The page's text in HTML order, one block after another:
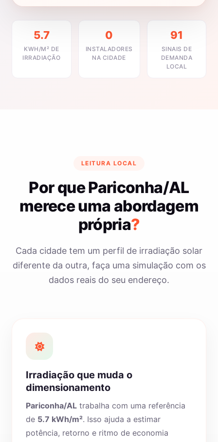
5.7
KWH/M² DE
IRRADIAÇÃO
0
INSTALADORES
NA CIDADE
91
SINAIS DE
DEMANDA
LOCAL
LEITURA LOCAL
Por que Pariconha/AL
merece uma abordagem
própria?
Cada cidade tem um perfil de irradiação solar
diferente da outra, faça uma simulação com os
dados reais do seu endereço.
Irradiação que muda o
dimensionamento
Pariconha/AL trabalha com uma referência
de 5.7 kWh/m². Isso ajuda a estimar
potência, retorno e ritmo de economia